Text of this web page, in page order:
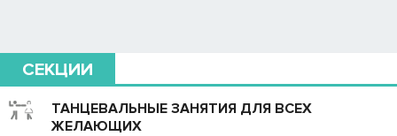
СЕКЦИИ
ТАНЦЕВАЛЬНЫЕ ЗАНЯТИЯ ДЛЯ ВСЕХ
ЖЕЛАЮЩИХ